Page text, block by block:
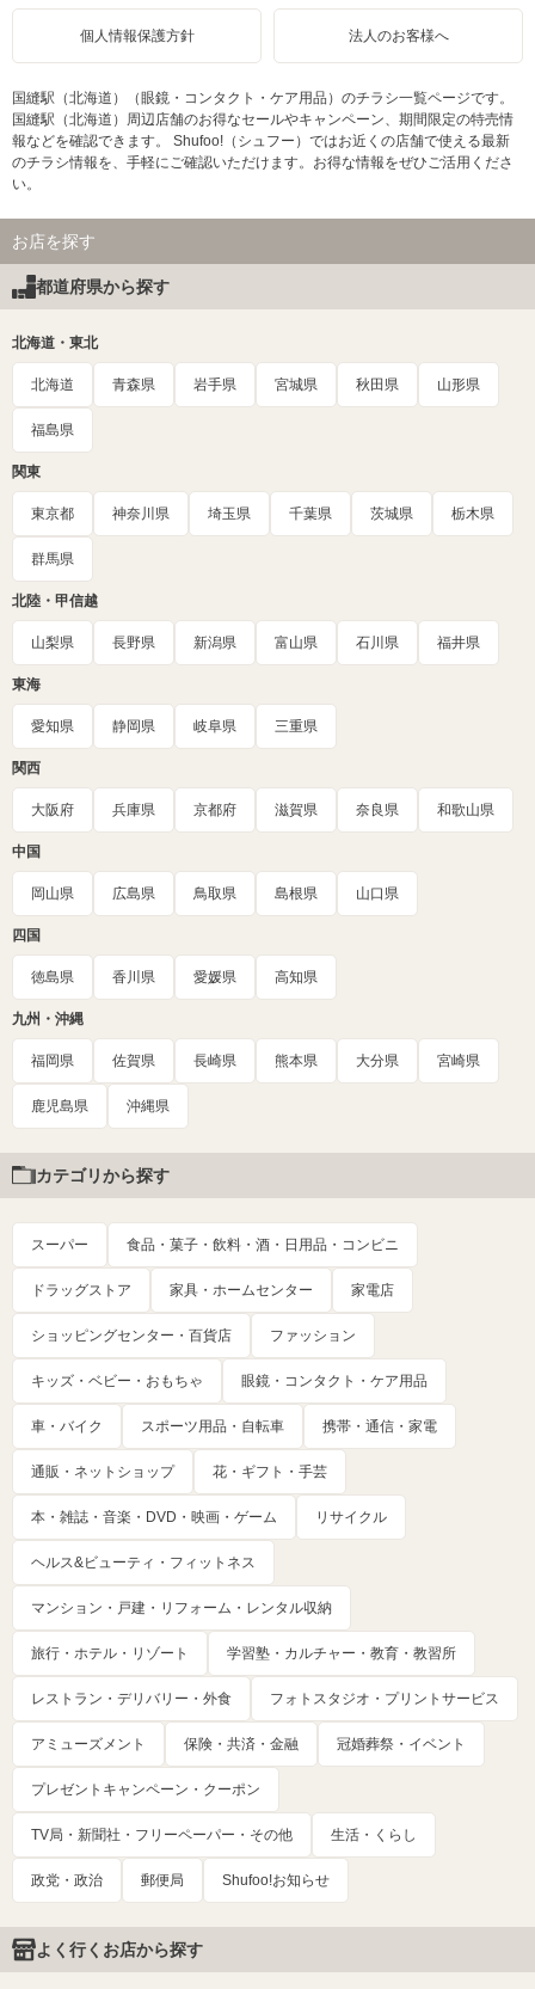
個人情報保護方針 法人のお客様へ
国縫駅（北海道）（眼鏡・コンタクト・ケア用品）のチラシ一覧ページです。
国縫駅（北海道）周辺店舗のお得なセールやキャンペーン、期間限定の特売情
報などを確認できます。 Shufoo!（シュフー）ではお近くの店舗で使える最新
のチラシ情報を、手軽にご確認いただけます。お得な情報をぜひご活用くださ
い。
お店を探す
都道府県から探す
北海道・東北
北海道 青森県 岩手県 宮城県 秋田県 山形県
福島県
関東
東京都 神奈川県 埼玉県 千葉県 茨城県 栃木県
群馬県
北陸・甲信越
山梨県 長野県 新潟県 富山県 石川県 福井県
東海
愛知県 静岡県 岐阜県 三重県
関西
大阪府 兵庫県 京都府 滋賀県 奈良県 和歌山県
中国
岡山県 広島県 鳥取県 島根県 山口県
四国
徳島県 香川県 愛媛県 高知県
九州・沖縄
福岡県 佐賀県 長崎県 熊本県 大分県 宮崎県
鹿児島県 沖縄県
カテゴリから探す
スーパー 食品・菓子・飲料・酒・日用品・コンビニ
ドラッグストア 家具・ホームセンター 家電店
ショッピングセンター・百貨店 ファッション
キッズ・ベビー・おもちゃ 眼鏡・コンタクト・ケア用品
車・バイク スポーツ用品・自転車 携帯・通信・家電
通販・ネットショップ 花・ギフト・手芸
本・雑誌・音楽・DVD・映画・ゲーム リサイクル
ヘルス&ビューティ・フィットネス
マンション・戸建・リフォーム・レンタル収納
旅行・ホテル・リゾート 学習塾・カルチャー・教育・教習所
レストラン・デリバリー・外食 フォトスタジオ・プリントサービス
アミューズメント 保険・共済・金融 冠婚葬祭・イベント
プレゼントキャンペーン・クーポン
TV局・新聞社・フリーペーパー・その他 生活・くらし
政党・政治 郵便局 Shufoo!お知らせ
よく行くお店から探す